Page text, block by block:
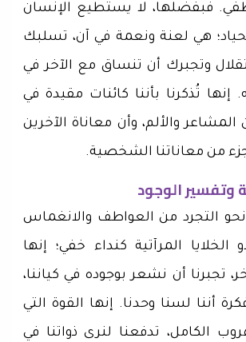
فبفضلها، لا يستطيع الإنسان
هي لعنة ونعمة في آن، تسلبك
وتجبرك أن تنساق مع الآخر في
إنها تُذكرنا بأننا كائنات مقيدة في
والألم، وأن معاناة الآخرين
من معاناتنا الشخصية.
وتفسير الوجود
التجرد من العواطف والانغماس
الخلايا المرآتية كنداء خفي؛ إنها
تجبرنا أن نشعر بوجوده في كياننا،
أننا لسنا وحدنا. إنها القوة التي
الكامل، تدفعنا لنرى ذواتنا في